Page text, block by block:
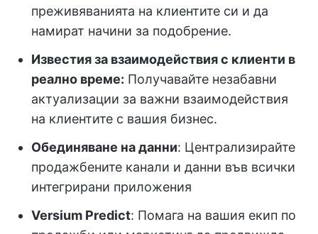
преживяванията на клиентите си и да
намират начини за подобрение.
Известия за взаимодействия с клиенти в
реално време: Получавайте незабавни
актуализации за важни взаимодействия
на клиентите с вашия бизнес.
Обединяване на данни: Централизирайте
продажбените канали и данни във всички
интегрирани приложения
Versium Predict: Помага на вашия екип по